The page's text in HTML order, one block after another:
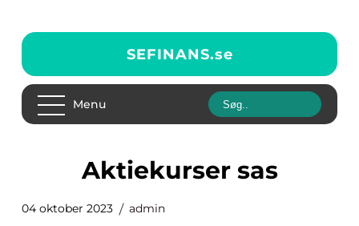
SEFINANS.se
Menu
aktiekurser sas
04 oktober 2023 admin